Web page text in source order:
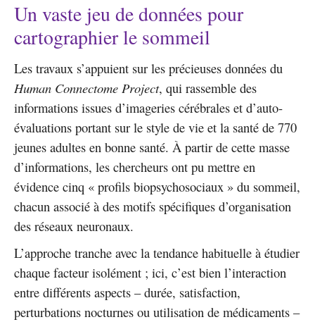
Un vaste jeu de données pour
cartographier le sommeil
Les travaux s’appuient sur les précieuses données du
Human Connectome Project, qui rassemble des
informations issues d’imageries cérébrales et d’auto-
évaluations portant sur le style de vie et la santé de 770
jeunes adultes en bonne santé. À partir de cette masse
d’informations, les chercheurs ont pu mettre en
évidence cinq « profils biopsychosociaux » du sommeil,
chacun associé à des motifs spécifiques d’organisation
des réseaux neuronaux.
L’approche tranche avec la tendance habituelle à étudier
chaque facteur isolément ; ici, c’est bien l’interaction
entre différents aspects – durée, satisfaction,
perturbations nocturnes ou utilisation de médicaments –